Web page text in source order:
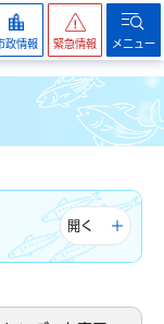
政情報 緊急情報 メニュー
開く